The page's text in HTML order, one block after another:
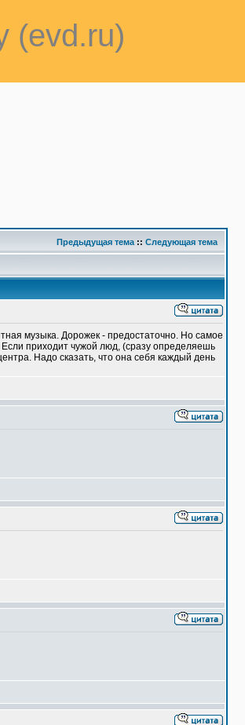
(evd.ru)
Предыдущая тема :: Следующая тема
музыка. Дорожек - предостаточно. Но самое
приходит чужой люд, (сразу определяешь
Надо сказать, что она себя каждый день